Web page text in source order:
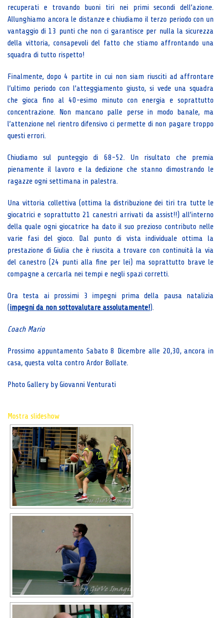
recuperati e trovando buoni tiri nei primi secondi dell’azione.
Allunghiamo ancora le distanze e chiudiamo il terzo periodo con un
vantaggio di 13 punti che non ci garantisce per nulla la sicurezza
della vittoria, consapevoli del fatto che stiamo affrontando una
squadra di tutto rispetto!
Finalmente, dopo 4 partite in cui non siam riusciti ad affrontare
l’ultimo periodo con l’atteggiamento giusto, si vede una squadra
che gioca fino al 40-esimo minuto con energia e soprattutto
concentrazione. Non mancano palle perse in modo banale, ma
l’attenzione nel rientro difensivo ci permette di non pagare troppo
questi errori.
Chiudiamo sul punteggio di 68-52. Un risultato che premia
pienamente il lavoro e la dedizione che stanno dimostrando le
ragazze ogni settimana in palestra.
Una vittoria collettiva (ottima la distribuzione dei tiri tra tutte le
giocatrici e soprattutto 21 canestri arrivati da assist!!) all’interno
della quale ogni giocatrice ha dato il suo prezioso contributo nelle
varie fasi del gioco. Dal punto di vista individuale ottima la
prestazione di Giulia che è riuscita a trovare con continuità la via
del canestro (24 punti alla fine per lei) ma soprattutto brave le
compagne a cercarla nei tempi e negli spazi corretti.
Ora testa ai prossimi 3 impegni prima della pausa natalizia
(impegni da non sottovalutare assolutamente!).
Coach Mario
Prossimo appuntamento Sabato 8 Dicembre alle 20,30, ancora in
casa, questa volta contro Ardor Bollate.
Photo Gallery by Giovanni Venturati
Mostra slideshow